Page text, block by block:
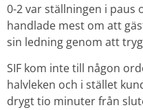
0-2 var ställningen i paus
handlade mest om att
sin ledning genom att
SIF kom inte till någon
halvleken och i stället
drygt tio minuter från